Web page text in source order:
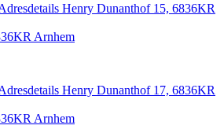
Henry Dunanthof 15, 6836KR
Arnhem
Henry Dunanthof 17, 6836KR
Arnhem